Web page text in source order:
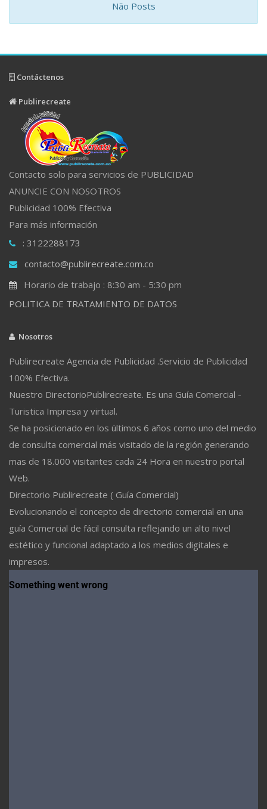
Não Posts
Contáctenos
Publirecreate
Contacto solo para servicios de PUBLICIDAD
ANUNCIE CON NOSOTROS
Publicidad 100% Efectiva
Para más información
: 3122288173
contacto@publirecreate.com.co
Horario de trabajo : 8:30 am - 5:30 pm
POLITICA DE TRATAMIENTO DE DATOS
Nosotros
Publirecreate Agencia de Publicidad .Servicio de Publicidad
100% Efectiva.
Nuestro DirectorioPublirecreate. Es una Guía Comercial -
Turistica Impresa y virtual.
Se ha posicionado en los últimos 6 años como uno del medio
de consulta comercial más visitado de la región generando
mas de 18.000 visitantes cada 24 Hora en nuestro portal
Web.
Directorio Publirecreate ( Guía Comercial)
Evolucionando el concepto de directorio comercial en una
guía Comercial de fácil consulta reflejando un alto nivel
estético y funcional adaptado a los medios digitales e
impresos.